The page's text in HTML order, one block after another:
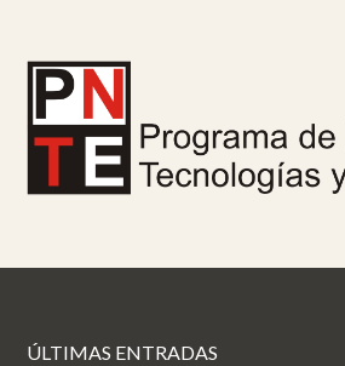
ÚLTIMAS ENTRADAS